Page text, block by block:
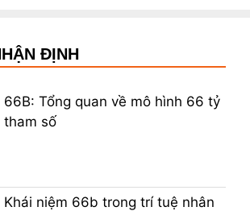
ĐỊNH
66B: Tổng quan về mô hình 66 tỷ
tham số
Khái niệm 66b trong trí tuệ nhân